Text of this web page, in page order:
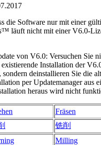
die Software nur mit einer
™ läuft nicht mit einer V6.0-
von V6.0: Versuchen Sie
Installation der
deinstallieren Sie die
per Updatemanager aus
heraus wird nicht
Fräsen
铣削
Milling